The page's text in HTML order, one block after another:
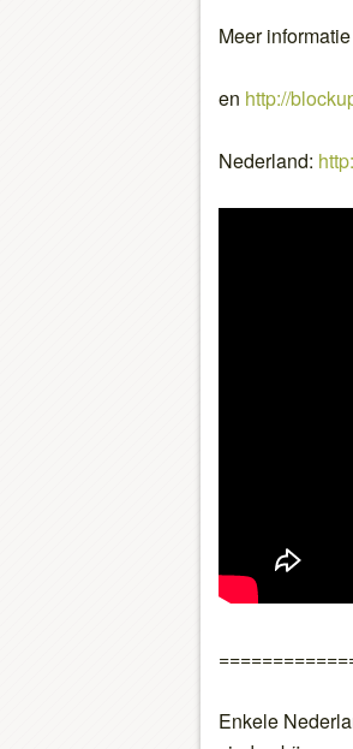
Meer
en http://
Nederland:
Enkele